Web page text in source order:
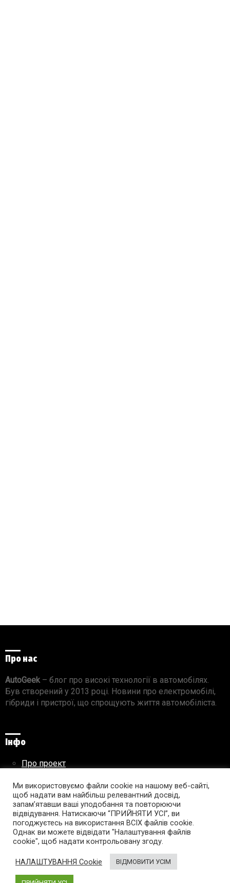
Про нас
AutoGeek– блог про високі технології в автомобілях.
Був створений у 2013 році. Новини про електромобілі,
гібриди і пристрої, що спрощують життя автомобіліста.
Інфо
Про проект
Правила використання матеріалів
Підпишись на AutoGeek!
facebooktwitter instagramyoutube tumblr linkedin
Ми використовуємо файли cookie на нашому веб-сайті,
щоб надати вам найбільш релевантний досвід,
запам’ятавши ваші уподобання та повторюючи
відвідування. Натискаючи “ПРИЙНЯТИ УСІ”, ви
погоджуєтесь на використання ВСІХ файлів cookie.
Однак ви можете відвідати "Налаштування файлів
cookie", щоб надати контрольовану згоду.
НАЛАШТУВАННЯ Cookie ВІДМОВИТИ УСІМ